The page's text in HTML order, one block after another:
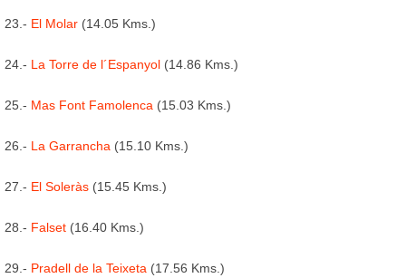
23.- El Molar (14.05 Kms.)
24.- La Torre de l´Espanyol (14.86 Kms.)
25.- Mas Font Famolenca (15.03 Kms.)
26.- La Garrancha (15.10 Kms.)
27.- El Soleràs (15.45 Kms.)
28.- Falset (16.40 Kms.)
29.- Pradell de la Teixeta (17.56 Kms.)